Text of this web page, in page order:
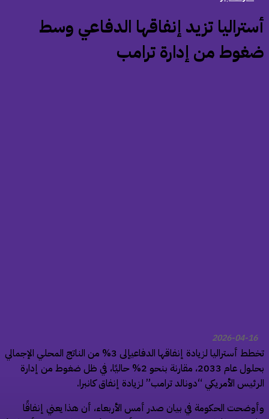
تزيد إنفاقها الدفاعي وسط
من إدارة ترامب
2026-04-16
تخطط أستراليا لزيادة إنفاقها الدفاعيإلى 3% من الناتج المحلي الإجمالي
بحلول عام 2033، مقارنة بنحو 2% حاليًا، في ظل ضغوط من إدارة
الأمريكي “دونالد ترامب” لزيادة إنفاق كانبرا.
الحكومة في بيان صدر أمس الأربعاء، أن هذا يعني إنفاقًا